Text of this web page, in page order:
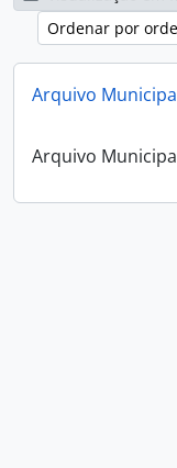
Ordenar por
Arquivo
Arquivo